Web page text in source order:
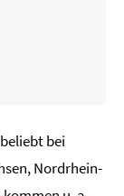
bei
Nordrhein-